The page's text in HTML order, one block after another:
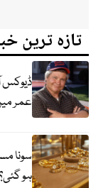
تازہ ترین
عمر
سونا
ہو